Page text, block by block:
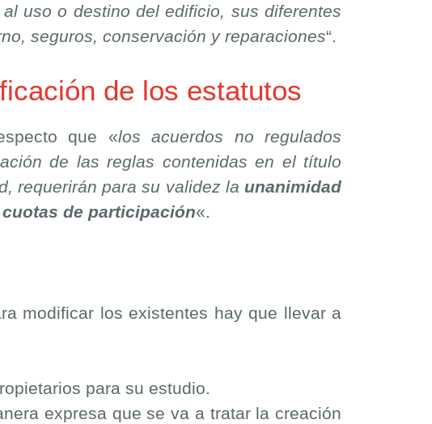
uso o destino del edificio, sus diferentes
seguros, conservación y reparaciones“.
de los estatutos
que «los acuerdos no regulados
de las reglas contenidas en el título
requerirán para su validez la unanimidad
de participación«.
modificar los existentes hay que llevar a
para su estudio.
expresa que se va a tratar la creación